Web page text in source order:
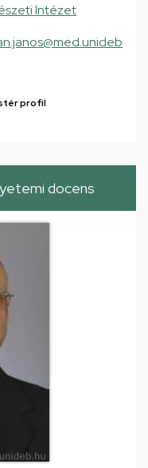
Intézet
profil
docens